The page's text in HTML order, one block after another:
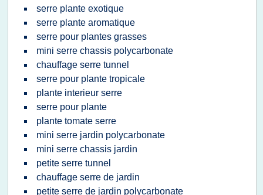
serre plante exotique
serre plante aromatique
serre pour plantes grasses
mini serre chassis polycarbonate
chauffage serre tunnel
serre pour plante tropicale
plante interieur serre
serre pour plante
plante tomate serre
mini serre jardin polycarbonate
mini serre chassis jardin
petite serre tunnel
chauffage serre de jardin
petite serre de jardin polycarbonate